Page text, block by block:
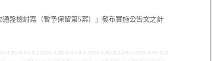
盤檢討案（暫予保留第5案）」發布實施公告文之計